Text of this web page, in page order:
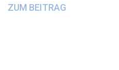
ZUM BEITRAG